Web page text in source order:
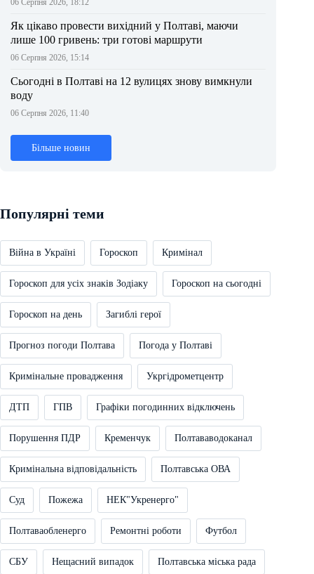
06 Серпня 2026, 18:12
Як цікаво провести вихідний у Полтаві, маючи
лише 100 гривень: три готові маршрути
06 Серпня 2026, 15:14
Сьогодні в Полтаві на 12 вулицях знову вимкнули
воду
06 Серпня 2026, 11:40
Більше новин
Популярні теми
Війна в Україні Гороскоп Кримінал
Гороскоп для усіх знаків Зодіаку Гороскоп на сьогодні
Гороскоп на день Загиблі герої
Прогноз погоди Полтава Погода у Полтаві
Кримінальне провадження Укргідрометцентр
ДТП ГПВ Графіки погодинних відключень
Порушення ПДР Кременчук Полтававодоканал
Кримінальна відповідальність Полтавська ОВА
Суд Пожежа НЕК"Укренерго"
Полтаваобленерго Ремонтні роботи Футбол
СБУ Нещасний випадок Полтавська міська рада